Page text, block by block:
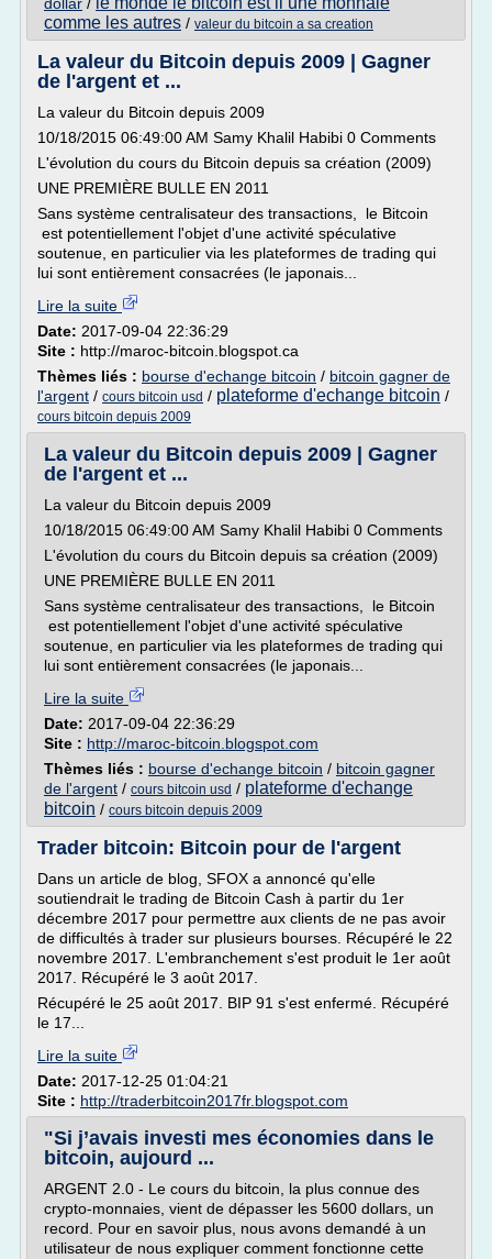
comme les autres / valeur du bitcoin a sa creation
La valeur du Bitcoin depuis 2009 | Gagner
de l'argent et ...
La valeur du Bitcoin depuis 2009
10/18/2015 06:49:00 AM Samy Khalil Habibi 0 Comments
L'évolution du cours du Bitcoin depuis sa création (2009)
UNE PREMIÈRE BULLE EN 2011
Sans système centralisateur des transactions, le Bitcoin
est potentiellement l'objet d'une activité spéculative
soutenue, en particulier via les plateformes de trading qui
lui sont entièrement consacrées (le japonais...
Lire la suite
Date: 2017-09-04 22:36:29
Site : http://maroc-bitcoin.blogspot.ca
Thèmes liés : bourse d'echange bitcoin / bitcoin gagner de
l'argent / cours bitcoin usd / plateforme d'echange bitcoin /
cours bitcoin depuis 2009
La valeur du Bitcoin depuis 2009 | Gagner
de l'argent et ...
La valeur du Bitcoin depuis 2009
10/18/2015 06:49:00 AM Samy Khalil Habibi 0 Comments
L'évolution du cours du Bitcoin depuis sa création (2009)
UNE PREMIÈRE BULLE EN 2011
Sans système centralisateur des transactions, le Bitcoin
est potentiellement l'objet d'une activité spéculative
soutenue, en particulier via les plateformes de trading qui
lui sont entièrement consacrées (le japonais...
Lire la suite
Date: 2017-09-04 22:36:29
Site : http://maroc-bitcoin.blogspot.com
Thèmes liés : bourse d'echange bitcoin / bitcoin gagner
de l'argent / cours bitcoin usd / plateforme d'echange
bitcoin / cours bitcoin depuis 2009
Trader bitcoin: Bitcoin pour de l'argent
Dans un article de blog, SFOX a annoncé qu'elle
soutiendrait le trading de Bitcoin Cash à partir du 1er
décembre 2017 pour permettre aux clients de ne pas avoir
de difficultés à trader sur plusieurs bourses. Récupéré le 22
novembre 2017. L'embranchement s'est produit le 1er août
2017. Récupéré le 3 août 2017.
Récupéré le 25 août 2017. BIP 91 s'est enfermé. Récupéré
le 17...
Lire la suite
Date: 2017-12-25 01:04:21
Site : http://traderbitcoin2017fr.blogspot.com
"Si j’avais investi mes économies dans le
bitcoin, aujourd ...
ARGENT 2.0 - Le cours du bitcoin, la plus connue des
crypto-monnaies, vient de dépasser les 5600 dollars, un
record. Pour en savoir plus, nous avons demandé à un
utilisateur de nous expliquer comment fonctionne cette